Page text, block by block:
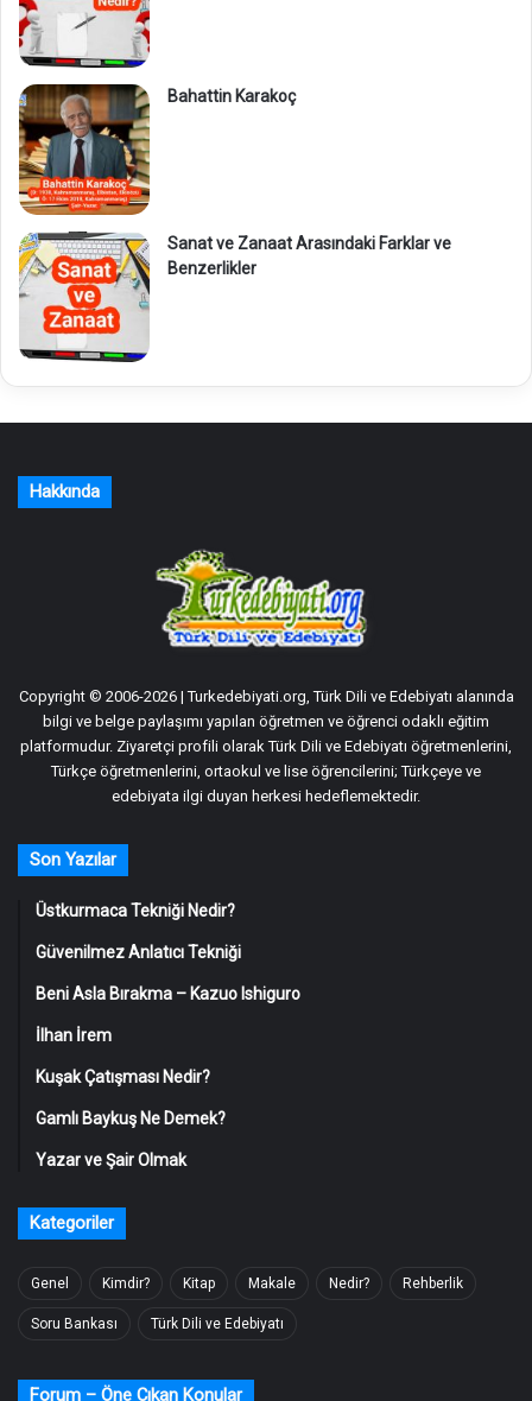
Bahattin Karakoç
Sanat ve Zanaat Arasındaki Farklar ve
Benzerlikler
Hakkında
Copyright © 2006-2026 | Turkedebiyati.org, Türk Dili ve Edebiyatı alanında
bilgi ve belge paylaşımı yapılan öğretmen ve öğrenci odaklı eğitim
platformudur. Ziyaretçi profili olarak Türk Dili ve Edebiyatı öğretmenlerini,
Türkçe öğretmenlerini, ortaokul ve lise öğrencilerini; Türkçeye ve
edebiyata ilgi duyan herkesi hedeflemektedir.
Son Yazılar
Üstkurmaca Tekniği Nedir?
Güvenilmez Anlatıcı Tekniği
Beni Asla Bırakma – Kazuo Ishiguro
İlhan İrem
Kuşak Çatışması Nedir?
Gamlı Baykuş Ne Demek?
Yazar ve Şair Olmak
Kategoriler
Genel Kimdir? Kitap Makale Nedir? Rehberlik
Soru Bankası Türk Dili ve Edebiyatı
Forum – Öne Çıkan Konular